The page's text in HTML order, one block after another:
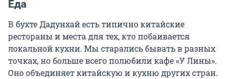
Еда
В бухте Дадунхай есть типично китайские
рестораны и места для тех, кто побаивается
локальной кухни. Мы старались бывать в разных
точках, но больше всего полюбили кафе «У Лины».
Оно объединяет китайскую и кухню других стран.